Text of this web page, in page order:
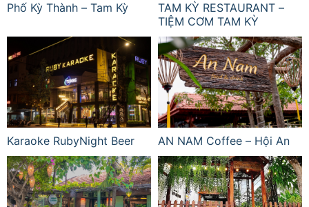
Phố Kỳ Thành – Tam Kỳ
TAM KỲ RESTAURANT –
TIỆM CƠM TAM KỲ
Karaoke RubyNight Beer AN NAM Coffee – Hội An